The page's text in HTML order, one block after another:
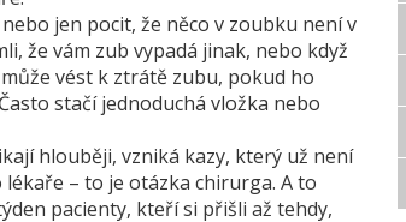
jen pocit, že něco v zoubku není v
že vám zub vypadá jinak, nebo když
vést k ztrátě zubu, pokud ho
stačí jednoduchá vložka nebo
hlouběji, vzniká kazy, který už není
– to je otázka chirurga. A to
pacienty, kteří si přišli až tehdy,